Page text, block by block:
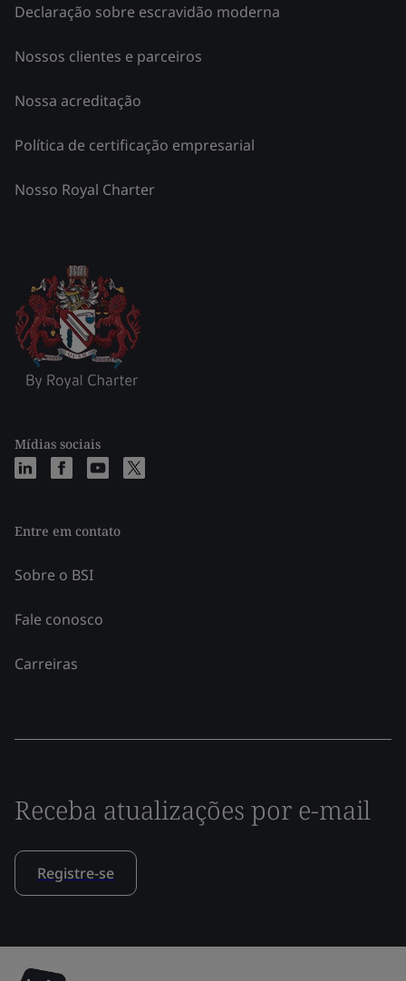
Declaração sobre escravidão moderna
Nossos clientes e parceiros
Nossa acreditação
Política de certificação empresarial
Nosso Royal Charter
Mídias sociais
Entre em contato
Sobre o BSI
Fale conosco
Carreiras
Receba atualizações por e-mail
Registre-se